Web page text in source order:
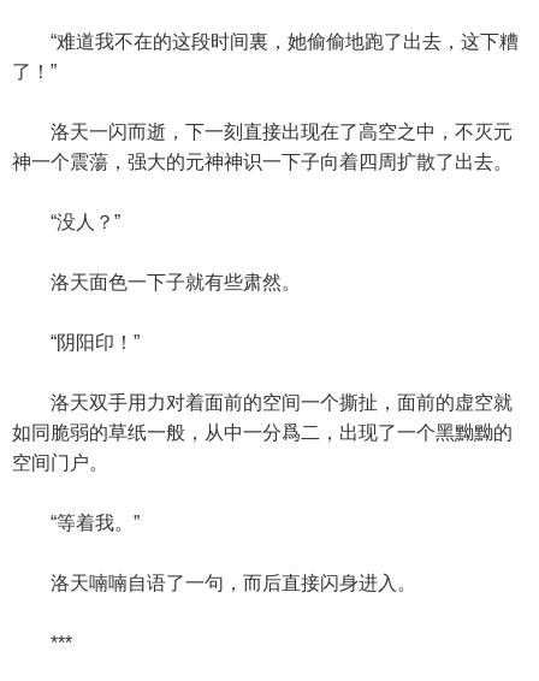
“难道我不在的这段时间裏，她偷偷地跑了出去，这下糟
了！”
洛天一闪而逝，下一刻直接出现在了高空之中，不灭元
神一个震蕩，强大的元神神识一下子向着四周扩散了出去。
“没人？”
洛天面色一下子就有些肃然。
“阴阳印！”
洛天双手用力对着面前的空间一个撕扯，面前的虚空就
如同脆弱的草纸一般，从中一分爲二，出现了一个黑黝黝的
空间门户。
“等着我。”
洛天喃喃自语了一句，而后直接闪身进入。
***